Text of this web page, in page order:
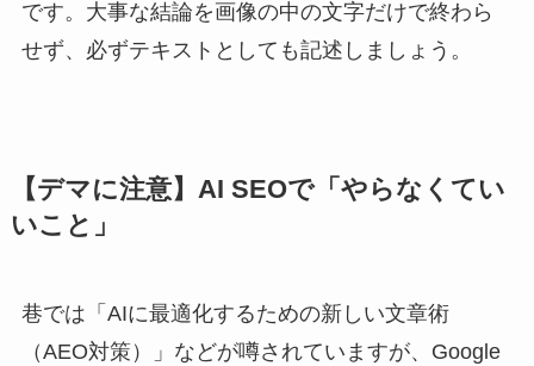
です。大事な結論を画像の中の文字だけで終わら
せず、必ずテキストとしても記述しましょう。
【デマに注意】AI SEOで「やらなくてい
いこと」
巷では「AIに最適化するための新しい文章術
（AEO対策）」などが噂されていますが、Google